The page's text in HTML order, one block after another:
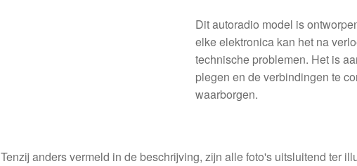
Dit autoradio model is
elke elektronica kan het na
technische problemen. Het is
plegen en de verbindingen te
waarborgen.
Tenzij anders vermeld in de beschrijving, zijn alle foto's uitsluitend ter